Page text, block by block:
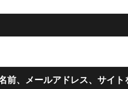
、メールアドレス、サイト